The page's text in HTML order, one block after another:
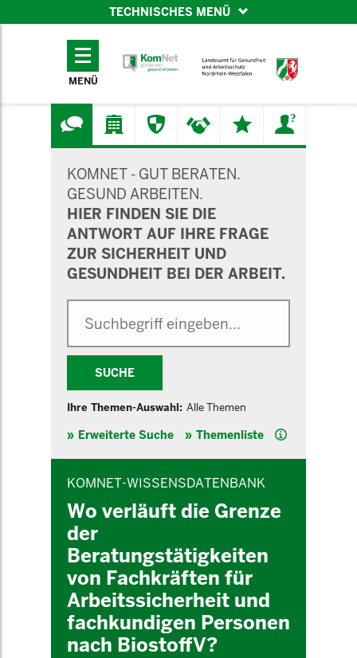
TECHNISCHES MENÜ
TECHNISCHES
MENÜ
KOMNET - GUT BERATEN.
GESUND ARBEITEN.
HIER FINDEN SIE DIE
ANTWORT AUF IHRE FRAGE
ZUR SICHERHEIT UND
GESUNDHEIT BEI DER ARBEIT.
SUCHE
Ihre Themen-Auswahl: Alle Themen
Erweiterte Suche Themenliste Hilfe
KOMNET-WISSENSDATENBANK
Wo verläuft die Grenze
der
Beratungstätigkeiten
von Fachkräften für
Arbeitssicherheit und
fachkundigen Personen
nach BiostoffV?